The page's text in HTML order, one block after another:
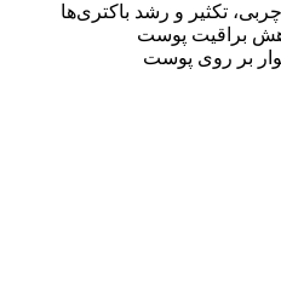
تکثیر و رشد باکتری‌ها
براقیت پوست
بر روی پوست